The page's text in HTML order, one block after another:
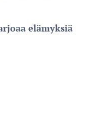
elämyksiä